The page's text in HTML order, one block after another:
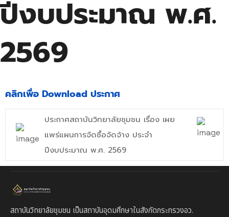
ปีงบประมาณ พ.ศ.
2569
คลิกเพื่อ Download ประกาศ
ประกาศสถาบันวิทยาลัยชุมชน เรื่อง เผย
แพร่แผนการจัดซื้อจัดจ้าง ประจำ
ปีงบประมาณ พ.ศ. 2569
สถาบันวิทยาลัยชุมชน เป็นสถาบันอุดมศึกษาในสังกัดกระทรวงอว.